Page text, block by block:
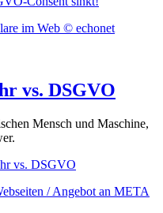
vs. DSGVO
Mensch und Maschine,
vs. DSGVO